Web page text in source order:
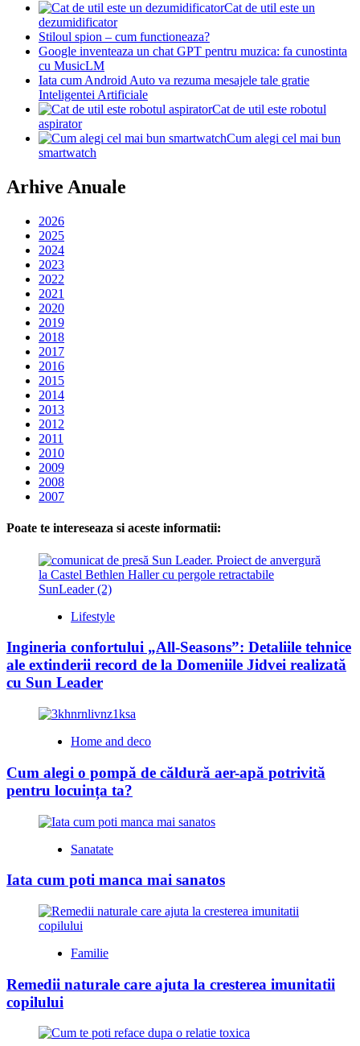
Cat de util este un
dezumidificator
Stiloul spion – cum functioneaza?
Google inventeaza un chat GPT pentru muzica: fa cunostinta
cu MusicLM
Iata cum Android Auto va rezuma mesajele tale gratie
Inteligentei Artificiale
Cat de util este robotul
aspirator
Cum alegi cel mai bun
smartwatch
Arhive Anuale
2026
2025
2024
2023
2022
2021
2020
2019
2018
2017
2016
2015
2014
2013
2012
2011
2010
2009
2008
2007
Poate te intereseaza si aceste informatii:
Lifestyle
Ingineria confortului „All-Seasons”: Detaliile tehnice
ale extinderii record de la Domeniile Jidvei realizată
cu Sun Leader
Home and deco
Cum alegi o pompă de căldură aer-apă potrivită
pentru locuința ta?
Sanatate
Iata cum poti manca mai sanatos
Familie
Remedii naturale care ajuta la cresterea imunitatii
copilului